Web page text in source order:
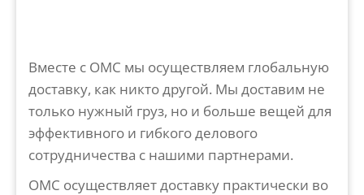
Вместе с OMC мы осуществляем глобальную
доставку, как никто другой. Мы доставим не
только нужный груз, но и больше вещей для
эффективного и гибкого делового
сотрудничества с нашими партнерами.
OMC осуществляет доставку практически во